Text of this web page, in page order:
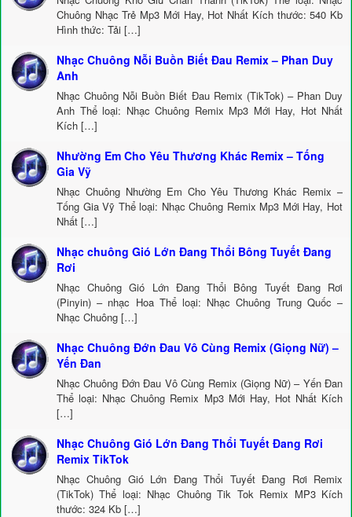
Chuông Nhạc Trẻ Mp3 Mới Hay, Hot Nhất Kích thước: 540 Kb
Hình thức: Tải […]
Nhạc Chuông Nỗi Buồn Biết Đau Remix – Phan Duy
Anh
Nhạc Chuông Nỗi Buồn Biết Đau Remix (TikTok) – Phan Duy
Anh Thể loại: Nhạc Chuông Remix Mp3 Mới Hay, Hot Nhất
Kích […]
Nhường Em Cho Yêu Thương Khác Remix – Tống
Gia Vỹ
Nhạc Chuông Nhường Em Cho Yêu Thương Khác Remix –
Tống Gia Vỹ Thể loại: Nhạc Chuông Remix Mp3 Mới Hay, Hot
Nhất […]
Nhạc chuông Gió Lớn Đang Thổi Bông Tuyết Đang
Rơi
Nhạc Chuông Gió Lớn Đang Thổi Bông Tuyết Đang Rơi
(Pinyin) – nhạc Hoa Thể loại: Nhạc Chuông Trung Quốc –
Nhạc Chuông […]
Nhạc Chuông Đớn Đau Vô Cùng Remix (Giọng Nữ) –
Yến Đan
Nhạc Chuông Đớn Đau Vô Cùng Remix (Giọng Nữ) – Yến Đan
Thể loại: Nhạc Chuông Remix Mp3 Mới Hay, Hot Nhất Kích
[…]
Nhạc Chuông Gió Lớn Đang Thổi Tuyết Đang Rơi
Remix TikTok
Nhạc Chuông Gió Lớn Đang Thổi Tuyết Đang Rơi Remix
(TikTok) Thể loại: Nhạc Chuông Tik Tok Remix MP3 Kích
thước: 324 Kb […]